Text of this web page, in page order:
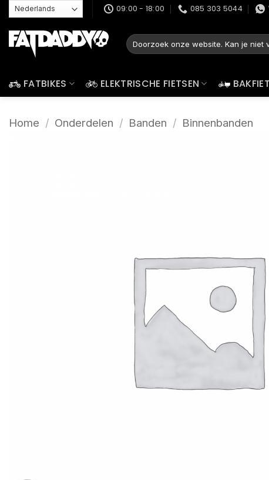
naar
inhoud
09:00 - 18:00 085 303 5044
Zoeken
naar:
FATBIKES ELEKTRISCHE FIETSEN
Home / Onderdelen / Banden / Binnenbanden